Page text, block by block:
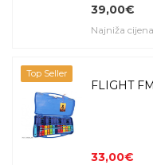
39,00€
Najniža
Top Seller
FLIGHT
33,00€